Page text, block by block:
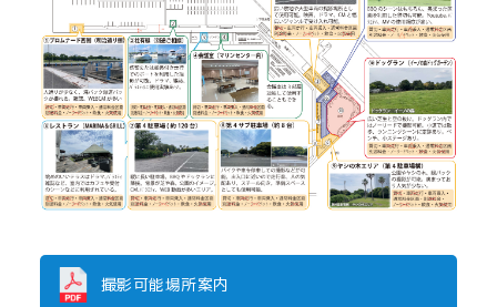
撮影可能場所案内